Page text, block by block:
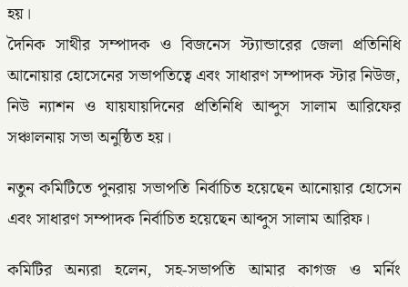
হয়।
দৈনিক সাথীর সম্পাদক ও বিজনেস স্ট্যান্ডারের জেলা প্রতিনিধি
আনোয়ার হোসেনের সভাপতিত্বে এবং সাধারণ সম্পাদক স্টার নিউজ,
নিউ ন্যাশন ও যায়যায়দিনের প্রতিনিধি আব্দুস সালাম আরিফের
সঞ্চালনায় সভা অনুষ্ঠিত হয়।
নতুন কমিটিতে পুনরায় সভাপতি নির্বাচিত হয়েছেন আনোয়ার হোসেন
এবং সাধারণ সম্পাদক নির্বাচিত হয়েছেন আব্দুস সালাম আরিফ।
কমিটির অন্যরা হলেন, সহ-সভাপতি আমার কাগজ ও মর্নিং